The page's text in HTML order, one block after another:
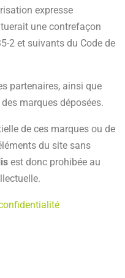
expresse
une contrefaçon
2 et suivants du Code de
partenaires, ainsi que
marques déposées.
de ces marques ou de
du site sans
est donc prohibée au